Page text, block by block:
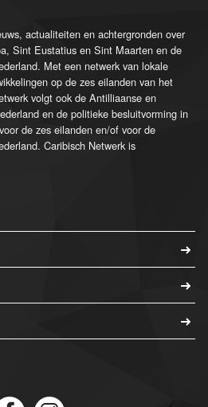
actualiteiten en achtergronden over
Sint Eustatius en Sint Maarten en de
Met een netwerk van lokale
op de zes eilanden van het
volgt ook de Antilliaanse en
en de politieke besluitvorming in
de zes eilanden en/of voor de
Caribisch Netwerk is